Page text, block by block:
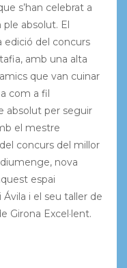
s’han celebrat a
absolut. El
edició del concurs
amb una alta
que van cuinar
com a fil
absolut per seguir
el mestre
concurs del millor
nova
espai
i el seu taller de
Girona Excel·lent.